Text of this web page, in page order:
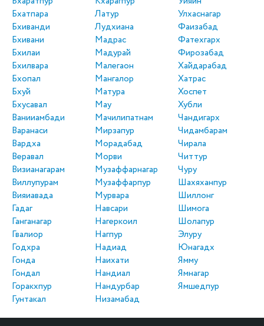
Бхатпара
Бхиванди
Бхивани
Бхилаи
Бхилвара
Бхопал
Бхуй
Бхусавал
Ванииамбади
Варанаси
Вардха
Веравал
Визианагарам
Виллупурам
Вияиавада
Гадаг
Ганганагар
Гвалиор
Годхра
Гонда
Гондал
Горакхпур
Гунтакал
Латур
Лудхиана
Мадрас
Мадурай
Малегаон
Мангалор
Матура
Мау
Мачилипатнам
Мирзапур
Морадабад
Морви
Музаффарнагар
Музаффарпур
Мурвара
Навсари
Нагеркоил
Нагпур
Надиад
Наихати
Нандиал
Нандурбар
Низамабад
Улхаснагар
Фаизабад
Фатехгарх
Фирозабад
Хайдарабад
Хатрас
Хоспет
Хубли
Чандигарх
Чидамбарам
Чирала
Читтур
Чуру
Шахяханпур
Шиллонг
Шимога
Шолапур
Элуру
Юнагадх
Ямму
Ямнагар
Ямшедпур